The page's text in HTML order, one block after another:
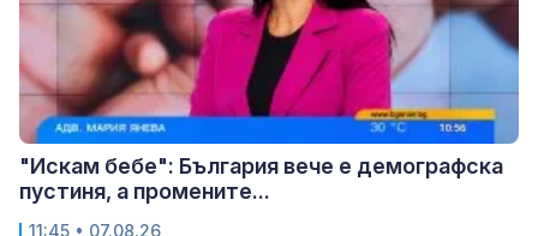
"Искам бебе": България вече е демографска
пустиня, а промените...
11:45 • 07.08.26